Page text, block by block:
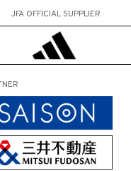
JFA OFFICIAL SUPPLIER